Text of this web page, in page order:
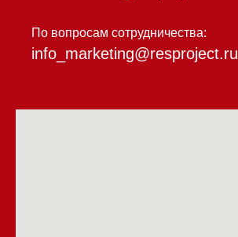
По вопросам сотрудничества:
info_marketing@resproject.ru